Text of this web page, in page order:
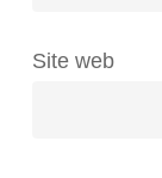
Site web